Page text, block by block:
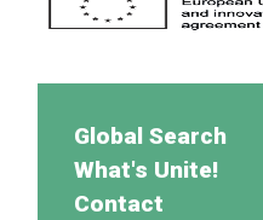
Global Search
What's Unite!
Contact